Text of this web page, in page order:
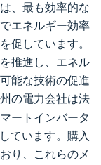
、最も効率的な
エネルギー効率
促しています。
推進し、エネル
能な技術の促進
の電力会社は法
ートインバータ
ています。購入
り、これらのメ